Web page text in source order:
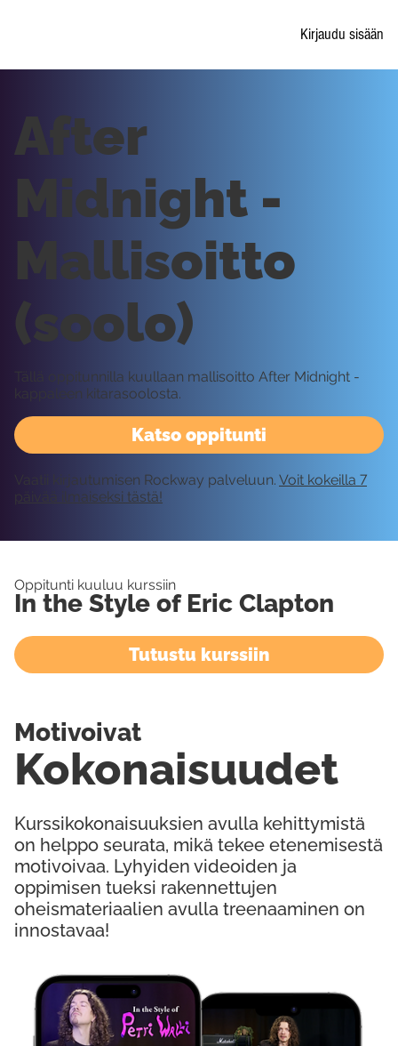
Kirjaudu sisään
Katso oppitunti
After
Midnight -
Mallisoitto
(soolo)
Tällä oppitunnilla kuullaan mallisoitto After Midnight -
kappaleen kitarasoolosta.
Vaatii kirjautumisen Rockway palveluun. Voit kokeilla 7
päivää ilmaiseksi tästä!
Oppitunti kuuluu kurssiin
In the Style of Eric Clapton
Tutustu kurssiin
Kurssikokonaisuuksien avulla kehittymistä
on helppo seurata, mikä tekee etenemisestä
motivoivaa. Lyhyiden videoiden ja
oppimisen tueksi rakennettujen
oheismateriaalien avulla treenaaminen on
innostavaa!
Kokonaisuudet
Motivoivat